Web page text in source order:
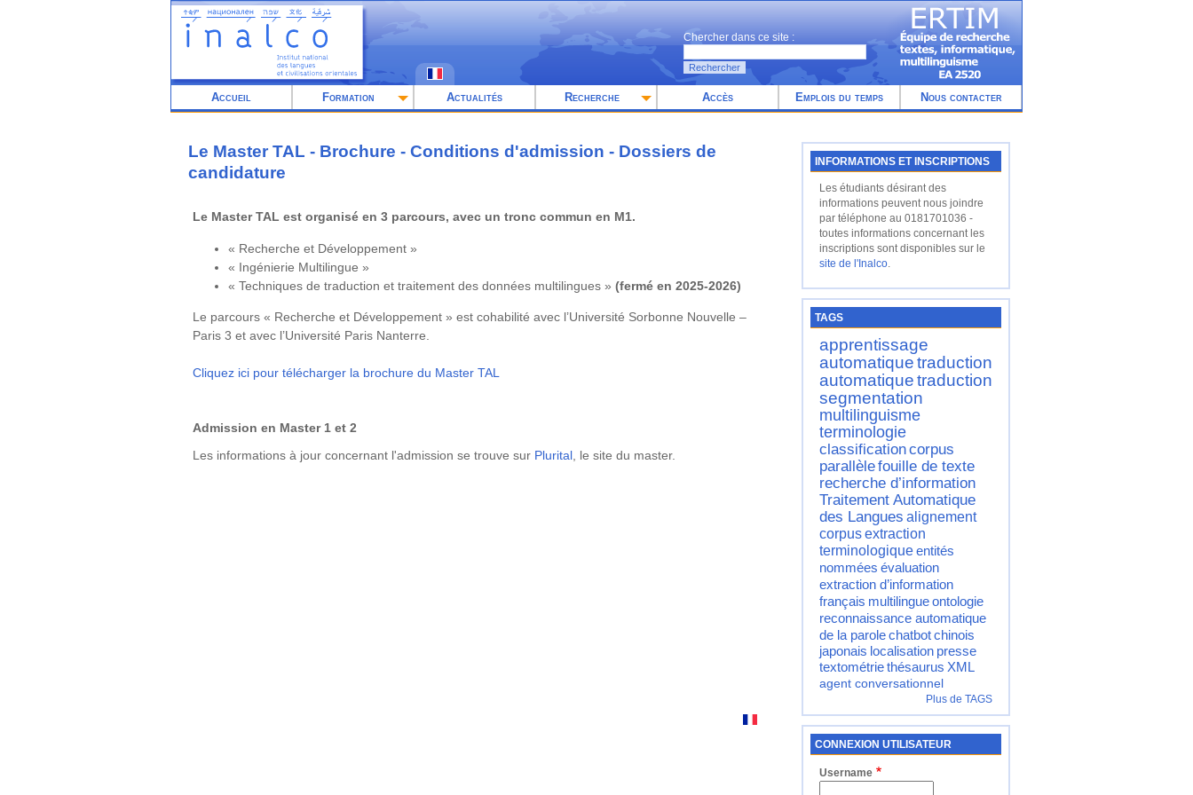
Aller
contenu
Chercher dans ce site :
Accueil Formation Actualités Recherche Accès Emplois du temps Nous contacter
Le Master TAL - Brochure - Conditions d'admission - Dossiers de
candidature
Le Master TAL est organisé en 3 parcours, avec un tronc commun en M1.
« Recherche et Développement »
« Ingénierie Multilingue »
« Techniques de traduction et traitement des données multilingues » (fermé en 2025-2026)
Le parcours « Recherche et Développement » est cohabilité avec l’Université Sorbonne Nouvelle –
Paris 3 et avec l’Université Paris Nanterre.
Cliquez ici pour télécharger la brochure du Master TAL
Admission en Master 1 et 2
Les informations à jour concernant l'admission se trouve sur Plurital , le site du master.
INFORMATIONS ET INSCRIPTIONS
Les étudiants désirant des
informations peuvent nous joindre
par téléphone au 0181701036 -
toutes informations concernant les
inscriptions sont disponibles sur le
site de l'Inalco.
TAGS
apprentissage
automatiquetraduction
automatiquetraduction
segmentation
multilinguisme
terminologie
classificationcorpus
parallèlefouille de texte
recherche d’information
Traitement Automatique
des Langues alignement
corpusextraction
terminologiqueentités
nommées évaluation
extraction d’information
français multilingueontologie
reconnaissance automatique
de la parolechatbotchinois
japonais localisation presse
textométriethésaurus XML
agent conversationnel
Plus de TAGS
CONNEXION UTILISATEUR
Username